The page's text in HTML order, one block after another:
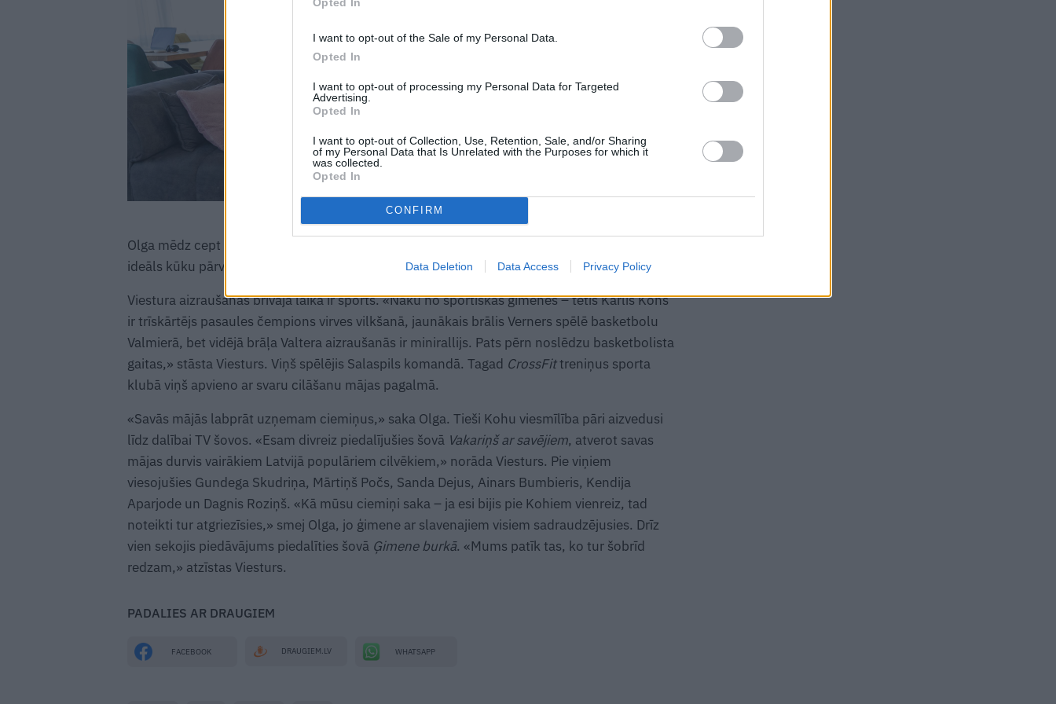
I want to opt-out of the Sale of my Personal Data.
Opted In
I want to opt-out of processing my Personal Data for Targeted
Advertising.
Opted In
I want to opt-out of Collection, Use, Retention, Sale, and/or Sharing
of my Personal Data that Is Unrelated with the Purposes for which it
was collected.
Opted In
CONFIRM
Data Deletion Data Access Privacy Policy
+33
Olga mēdz cept kūkas vairākos stāvos, un tās līdz svētku vietai palīdz nogādāt vīrs. «Viņš ir
ideāls kūku pārvadātājs,» saka Olga.
Viestura aizraušanās brīvajā laikā ir sports. «Nāku no sportiskas ģimenes – tētis Kārlis Kohs
ir trīskārtējs pasaules čempions virves vilkšanā, jaunākais brālis Verners spēlē basketbolu
Valmierā, bet vidējā brāļa Valtera aizraušanās ir minirallijs. Pats pērn noslēdzu basketbolista
gaitas,» stāsta Viesturs. Viņš spēlējis Salaspils komandā. Tagad CrossFittreniņus sporta
klubā viņš apvieno ar svaru cilāšanu mājas pagalmā.
«Savās mājās labprāt uzņemam ciemiņus,» saka Olga. Tieši Kohu viesmīlība pāri aizvedusi
līdz dalībai TV šovos. «Esam divreiz piedalījušies šovā Vakariņš ar savējiem, atverot savas
mājas durvis vairākiem Latvijā populāriem cilvēkiem,» norāda Viesturs. Pie viņiem
viesojušies Gundega Skudriņa, Mārtiņš Počs, Sanda Dejus, Ainars Bumbieris, Kendija
Aparjode un Dagnis Roziņš. «Kā mūsu ciemiņi saka – ja esi bijis pie Kohiem vienreiz, tad
noteikti tur atgriezīsies,» smej Olga, jo ģimene ar slavenajiem visiem sadraudzējusies. Drīz
vien sekojis piedāvājums piedalīties šovā Ģimene burkā. «Mums patīk tas, ko tur šobrīd
redzam,» atzīstas Viesturs.
PADALIES AR DRAUGIEM
FACEBOOK DRAUGIEM.LV WHATSAPP